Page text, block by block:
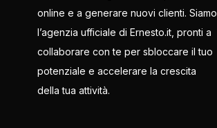
online e a generare nuovi clienti. Siamo
l’agenzia ufficiale di Ernesto.it, pronti a
collaborare con te per sbloccare il tuo
potenziale e accelerare la crescita
della tua attività.